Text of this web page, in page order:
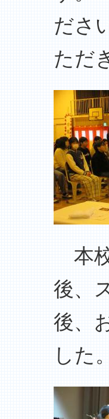
ださ
ただ
本
後、
後、
した。